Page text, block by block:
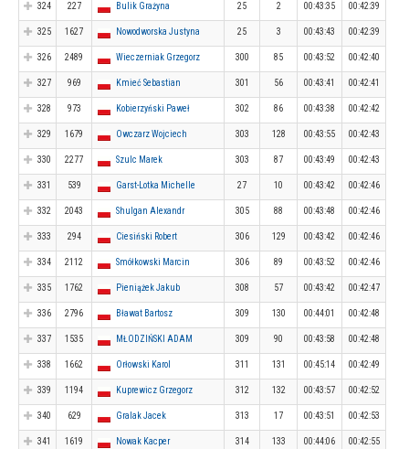
324 227 Bulik Grażyna 25 2 00:43:35 00:42:39
325 1627 Nowodworska Justyna 25 3 00:43:43 00:42:39
326 2489 Wieczerniak Grzegorz 300 85 00:43:52 00:42:40
327 969 Kmieć Sebastian 301 56 00:43:41 00:42:41
328 973 Kobierzyński Paweł 302 86 00:43:38 00:42:42
329 1679 Owczarz Wojciech 303 128 00:43:55 00:42:43
330 2277 Szulc Marek 303 87 00:43:49 00:42:43
331 539 Garst-Lotka Michelle 27 10 00:43:42 00:42:46
332 2043 Shulgan Alexandr 305 88 00:43:48 00:42:46
333 294 Ciesiński Robert 306 129 00:43:42 00:42:46
334 2112 Smółkowski Marcin 306 89 00:43:52 00:42:46
335 1762 Pieniążek Jakub 308 57 00:43:42 00:42:47
336 2796 Bławat Bartosz 309 130 00:44:01 00:42:48
337 1535 MŁODZIŃSKI ADAM 309 90 00:43:58 00:42:48
338 1662 Orłowski Karol 311 131 00:45:14 00:42:49
339 1194 Kuprewicz Grzegorz 312 132 00:43:57 00:42:52
340 629 Gralak Jacek 313 17 00:43:51 00:42:53
341 1619 Nowak Kacper 314 133 00:44:06 00:42:55